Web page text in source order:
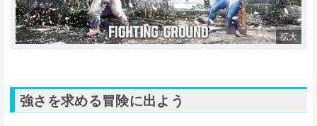
強さを求める冒険に出よう